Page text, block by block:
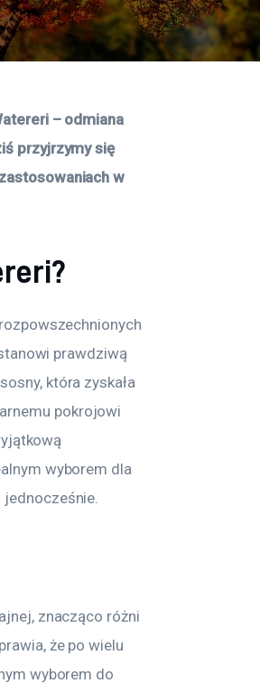
– odmiana
przyjrzymy się
w
prawdziwą
która zyskała
pokrojowi
wyborem dla
znacząco różni
że po wielu
wyborem do